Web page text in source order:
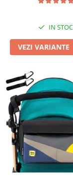
IN STOC
VEZI VARIANTE